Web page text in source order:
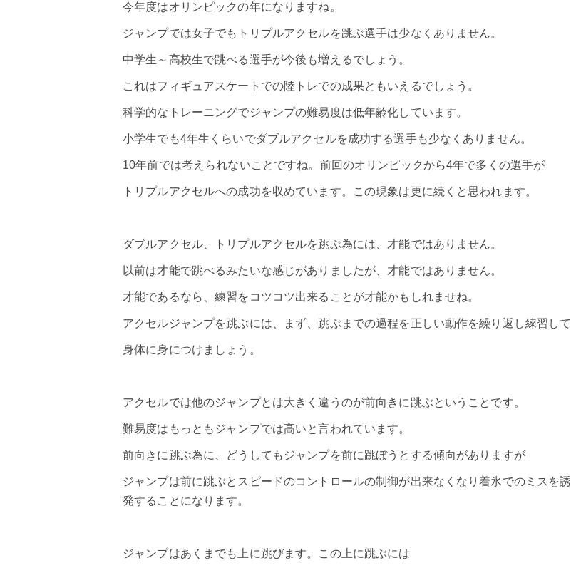
今年度はオリンピックの年になりますね。
ジャンプでは女子でもトリプルアクセルを跳ぶ選手は少なくありません。
中学生～高校生で跳べる選手が今後も増えるでしょう。
これはフィギュアスケートでの陸トレでの成果ともいえるでしょう。
科学的なトレーニングでジャンプの難易度は低年齢化しています。
小学生でも4年生くらいでダブルアクセルを成功する選手も少なくありません。
10年前では考えられないことですね。前回のオリンピックから4年で多くの選手が
トリプルアクセルへの成功を収めています。この現象は更に続くと思われます。
ダブルアクセル、 トリプルアクセルを跳ぶ為には、才能ではありません。
以前は才能で跳べるみたいな感じがありましたが、才能ではありません。
才能であるなら、練習をコツコツ出来ることが才能かもしれませね。
アクセルジャンプを跳ぶには、まず、跳ぶまでの過程を正しい動作を繰り返し練習して
身体に身につけましょう。
アクセルでは他のジャンプとは大きく違うのが前向きに跳ぶということです。
難易度はもっともジャンプでは高いと言われています。
前向きに跳ぶ為に、どうしてもジャンプを前に跳ぼうとする傾向がありますが
ジャンプは前に跳ぶとスピードのコントロールの制御が出来なくなり着氷でのミスを誘
発することになります。
ジャンプはあくまでも上に跳びます。この上に跳ぶには